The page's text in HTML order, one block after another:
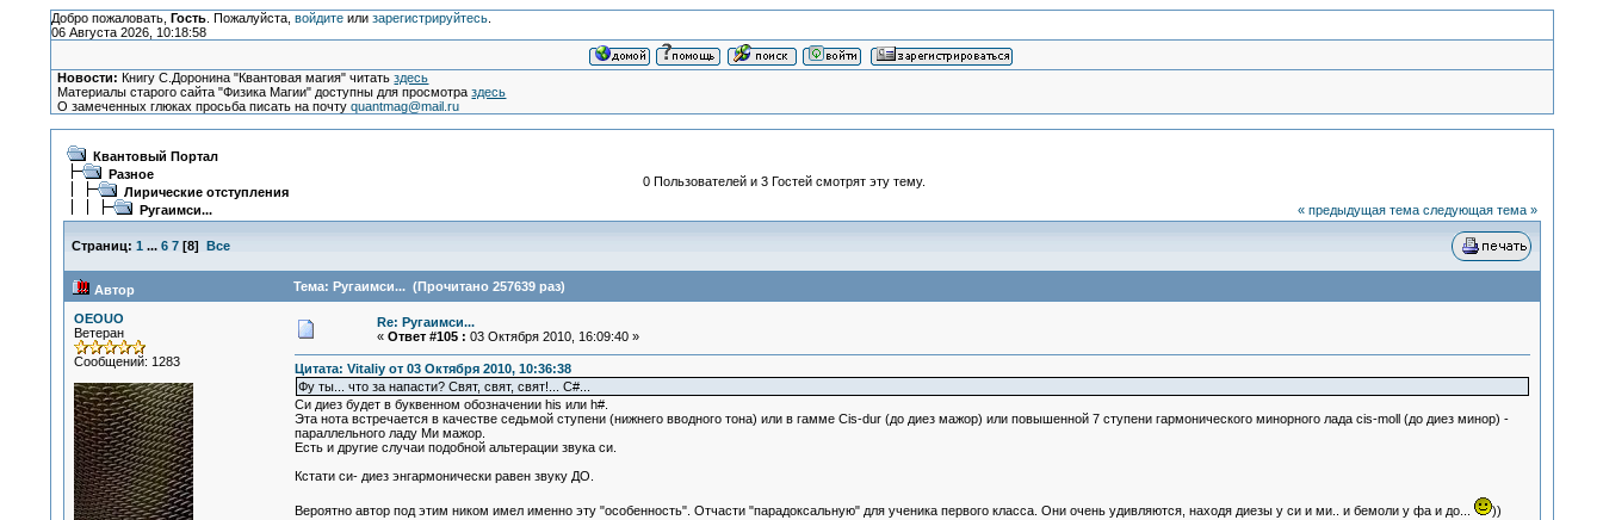
Добро пожаловать, Гость. Пожалуйста, войдитеили зарегистрируйтесь.
06 Августа 2026, 10:18:58
Новости: Книгу С.Доронина "Квантовая магия" читатьздесь
Материалы старого сайта "Физика Магии" доступны для просмотраздесь
О замеченных глюках просьба писать на почтуquantmag@mail.ru
Квантовый Портал
Разное
Лирические отступления
Ругаимси...
0 Пользователей и 3 Гостей смотрят эту тему.
« предыдущая тема следующая тема »
Страниц: 1 ... 6 7[8] Все
Автор Тема: Ругаимси... (Прочитано 257639 раз)
OEOUO
Ветеран
Сообщений: 1283
Re: Ругаимси...
« Ответ #105 : 03 Октября 2010, 16:09:40 »
Цитата: Vitaliy от 03 Октября 2010, 10:36:38
Фу ты... что за напасти? Свят, свят, свят!... C#...
Си диез будет в буквенном обозначении his или h#.
Эта нота встречается в качестве седьмой ступени (нижнего вводного тона) или в гамме Cis-dur (до диез мажор) или повышенной 7 ступени гармонического минорного лада cis-moll (до диез минор) -
параллельного ладу Ми мажор.
Есть и другие случаи подобной альтерации звука си.
Кстати си- диез энгармонически равен звуку ДО.
Вероятно автор под этим ником имел именно эту "особенность". Отчасти "парадоксальную" для ученика первого класса. Они очень удивляются, находя диезы у си и ми.. и бемоли у фа и до...
))